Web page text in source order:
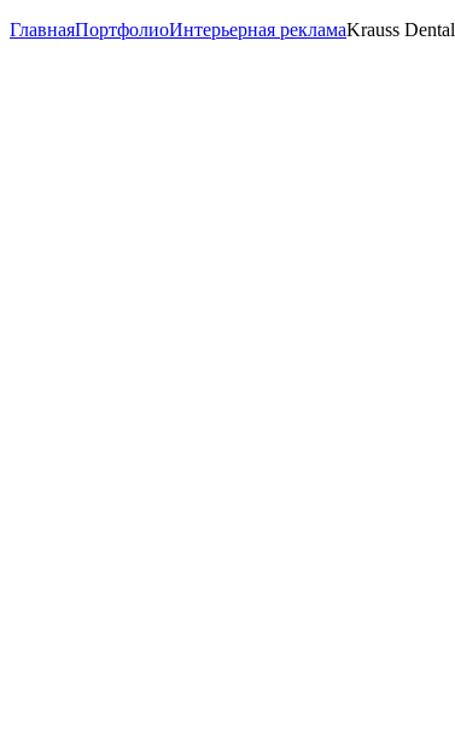
ГлавнаяПортфолиоИнтерьерная рекламаKrauss Dental